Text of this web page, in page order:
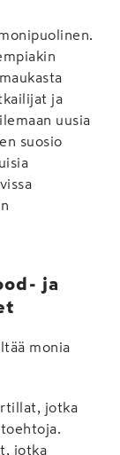
ja
uusia
suosio
ja
monia
jotka
jotka